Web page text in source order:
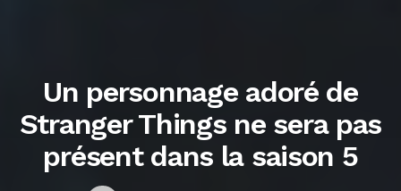
Un personnage adoré de
Stranger Things ne sera pas
présent dans la saison 5